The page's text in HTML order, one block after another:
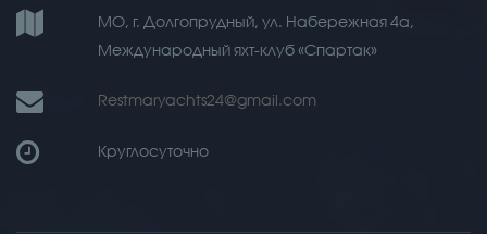
МО, г. Долгопрудный, ул. Набережная 4а,
Международный яхт-клуб «Спартак»
Restmaryachts24@gmail.com
Круглосуточно